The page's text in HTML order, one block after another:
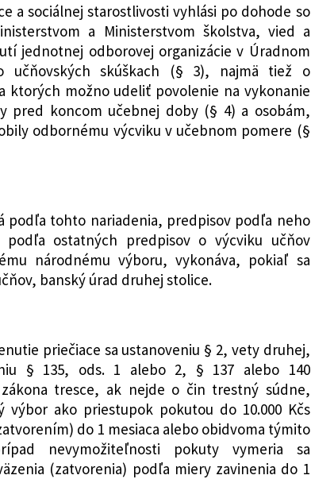
a sociálnej starostlivosti vyhlási po dohode so
a Ministerstvom školstva, vied a
jednotnej odborovej organizácie v Úradnom
učňovských skúškach (§ 3), najmä tiež o
ktorých možno udeliť povolenie na vykonanie
pred koncom učebnej doby (§ 4) a osobám,
odbornému výcviku v učebnom pomere (§
podľa tohto nariadenia, predpisov podľa neho
podľa ostatných predpisov o výcviku učňov
národnému výboru, vykonáva, pokiaľ sa
banský úrad druhej stolice.
priečiace sa ustanoveniu § 2, vety druhej,
§ 135, ods. 1 alebo 2, § 137 alebo 140
tresce, ak nejde o čin trestný súdne,
výbor ako priestupok pokutou do 10.000 Kčs
do 1 mesiaca alebo obidvoma týmito
nevymožiteľnosti pokuty vymeria sa
(zatvorenia) podľa miery zavinenia do 1